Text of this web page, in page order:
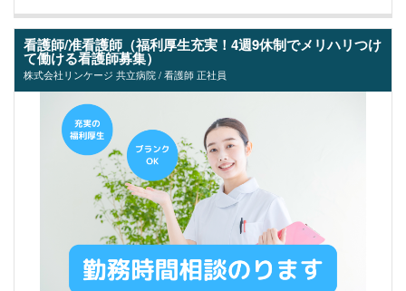
看護師/准看護師（福利厚生充実！4週9休制でメリハリつけ
て働ける看護師募集）
株式会社リンケージ 共立病院 / 看護師 正社員